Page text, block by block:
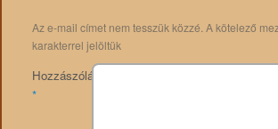
Az e-mail címet nem tesszük közzé. A kötelező
karakterrel jelöltük
Hozzászólás
*